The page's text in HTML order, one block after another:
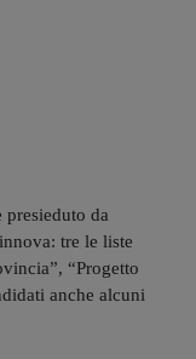
da
tre le liste
“Progetto
anche alcuni